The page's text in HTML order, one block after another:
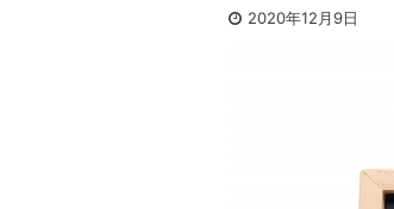
2020年12月9日